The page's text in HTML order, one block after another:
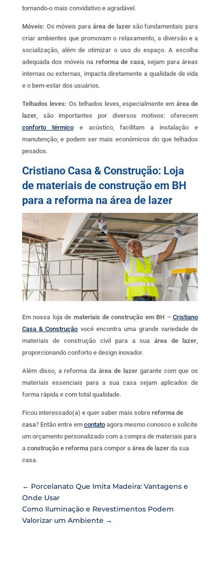
tornando-o mais convidativo e agradável.
Móveis: Os móveis paraárea de lazersão fundamentais para
criar ambientes que promovam o relaxamento, a diversão e a
socialização, além de otimizar o uso do espaço. A escolha
adequada dos móveis na reforma de casa, sejam para áreas
internas ou externas, impacta diretamente a qualidade de vida
e o bem-estar dos usuários.
Telhados leves: Os telhados leves, especialmente emárea de
lazer, são importantes por diversos motivos: oferecem
conforto térmicoe acústico, facilitam a instalação e
manutenção, e podem ser mais econômicos do que telhados
pesados.
Cristiano Casa & Construção: Loja
de materiais de construção em BH
para a reforma na área de lazer
Em nossa loja de materiais de construção em BH –Cristiano
Casa & Construção você encontra uma grande variedade de
materiais de construção civil para a sua área de lazer
proporcionando conforto e design inovador.
Além disso, a reforma daárea de lazergarante com que os
materiais essenciais para a sua casa sejam aplicados de
forma rápida e com total qualidade.
Ficou interessado(a) e quer saber mais sobre reforma de
casa? Então entre em contatoagora mesmo conosco e solicite
um orçamento personalizado com a compra de materiais para
a construção e reformapara compor a área de lazerda sua
casa.
← Porcelanato Que Imita Madeira: Vantagens e
Onde Usar
Como Iluminação e Revestimentos Podem
Valorizar um Ambiente →